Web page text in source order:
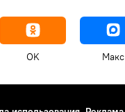
OK Макс